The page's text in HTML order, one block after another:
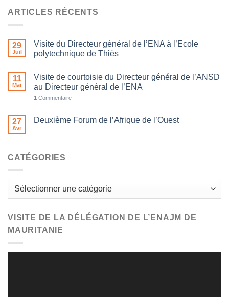
ARTICLES RÉCENTS
29
Juil
Visite du Directeur général de l’ENA à l’Ecole
polytechnique de Thiès
11
Mai
Visite de courtoisie du Directeur général de l’ANSD
au Directeur général de l’ENA
1 Commentaire
27
Avr
Deuxième Forum de l’Afrique de l’Ouest
CATÉGORIES
Catégories
VISITE DE LA DÉLÉGATION DE L’ENAJM DE
MAURITANIE